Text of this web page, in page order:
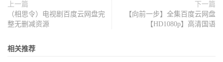
上一篇
（相思令）电视剧百度云网盘完
整无删减资源
下一篇
【向前一步】全集百度云网盘
【HD1080p】高清国语
相关推荐